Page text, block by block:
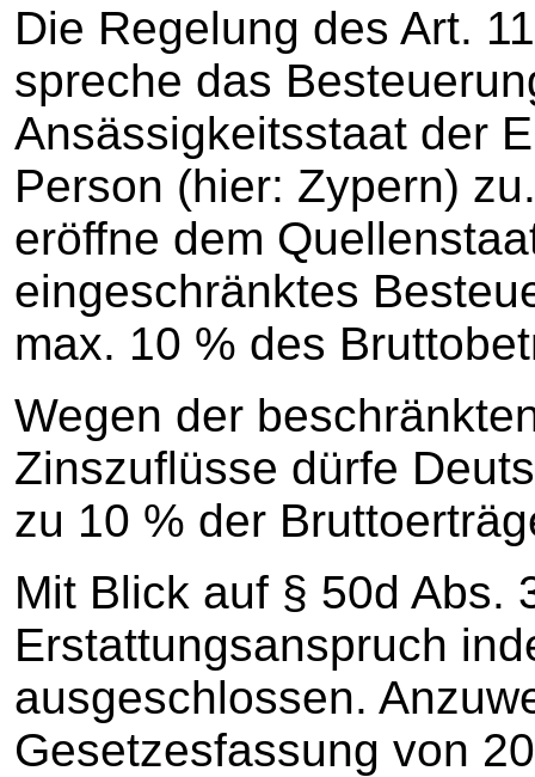
Die Regelung des Art.
spreche das
Ansässigkeitsstaat der
Person (hier: Zypern)
eröffne dem
eingeschränktes
max. 10 % des
Wegen der
Zinszuflüsse dürfe
zu 10 % der
Mit Blick auf § 50d Abs.
Erstattungsanspruch
ausgeschlossen.
Gesetzesfassung von